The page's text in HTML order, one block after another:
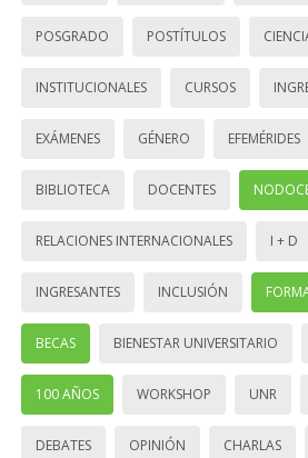
POSGRADO POSTÍTULOS
INSTITUCIONALES CURSOS
EXÁMENES GÉNERO EFEMÉRIDES
BIBLIOTECA DOCENTES
RELACIONES INTERNACIONALES I + D
INGRESANTES INCLUSIÓN
BECAS BIENESTAR UNIVERSITARIO
100 AÑOS WORKSHOP UNR
DEBATES OPINIÓN CHARLAS